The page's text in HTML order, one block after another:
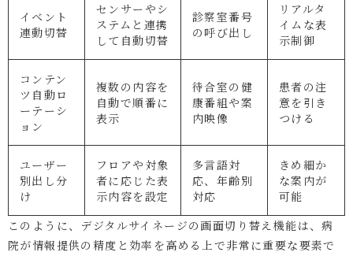
イベント
連動切替
センサーやシ
ステムと連携
して自動切替
診察室番号
の呼び出し
リアルタ
イムな表
示制御
コンテン
ツ自動ロ
ーテーシ
ョン
複数の内容を
自動で順番に
表示
待合室の健
康番組や案
内映像
患者の注
意を引き
つける
ユーザー
別出し分
け
フロアや対象
者に応じた表
示内容を設定
多言語対
応、年齢別
対応
きめ細か
な案内が
可能
このように、デジタルサイネージの画面切り替え機能は、病
院が情報提供の精度と効率を高める上で非常に重要な要素で